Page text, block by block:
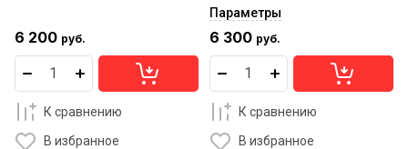
6 200 руб.
К сравнению
В избранное
Параметры
6 300 руб.
К сравнению
В избранное